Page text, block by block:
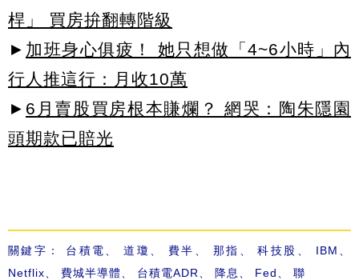
桿」 買房拚翻轉階級
► 加班身心俱疲！ 她只想做「4~6小時」內
行人推這行：月收10萬
► 6月賣股買房根本賺爛？ 網哭：陶朱隱園
頭期款已賠光
關鍵字： 台積電 、道瓊 、費半 那指 、科技股 IBM
Netflix
費城半導體 台積電ADR 降息 Fed 聯